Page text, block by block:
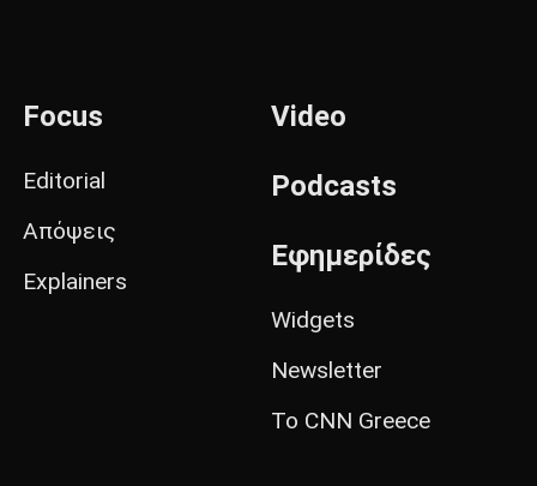
Focus
Editorial
Απόψεις
Explainers
Video
Podcasts
Εφημερίδες
Widgets
Newsletter
Το CNN Greece